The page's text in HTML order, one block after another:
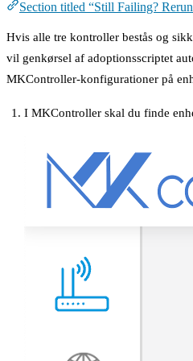
Section titled “Still Failing?
Hvis alle tre kontroller bestås og
vil genkørsel af adoptionsscriptet
MKController-konfigurationer på
I MKController skal du finde